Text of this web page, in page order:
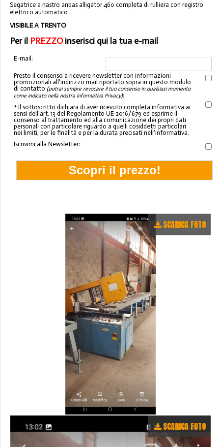
Segatrice a nastro anbas alligator 460 completa di rulliera con registro
elettrico automatico
VISIBILE A TRENTO
Per il PREZZOinserisci qui la tua e-mail
E-mail:
Presto il consenso a ricevere newsletter con informazioni
promozionali all'indirizzo mail riportato sopra in questo modulo
di contatto (potrai sempre revocare il tuo consenso in qualsiasi momento
come indicato nella nostra informativa Privacy):
* Il sottoscritto dichiara di aver ricevuto completa informativa ai
sensi dell'art. 13 del Regolamento UE 2016/679 ed esprime il
consenso al trattamento ed alla comunicazione dei propri dati
personali con particolare riguardo a quelli cosiddetti particolari
nei limiti, per le finalità e per la durata precisati nell'informativa.
Iscrivimi alla Newsletter:
SCARICA FOTO
SCARICA FOTO